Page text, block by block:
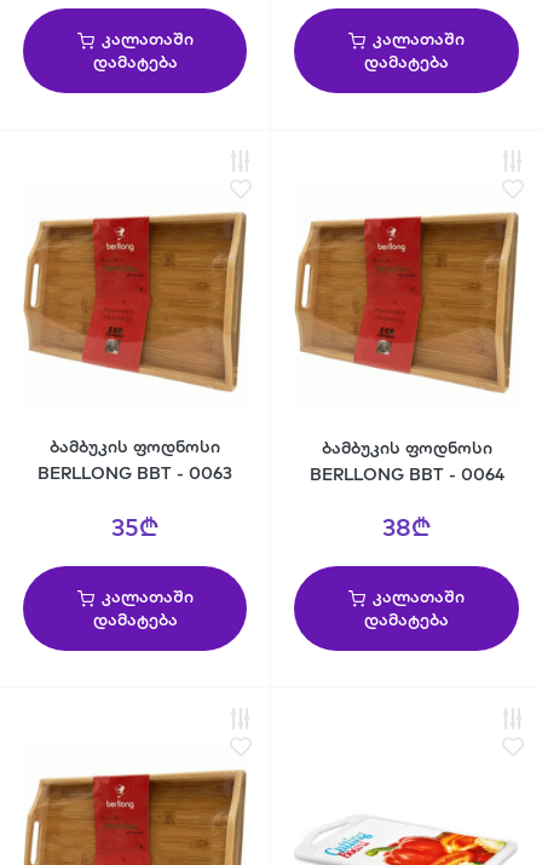
კალათაში
დამატება
კალათაში
დამატება
ბამბუკის ფოდნოსი
BERLLONG BBT - 0063
35₾
კალათაში
დამატება
ბამბუკის ფოდნოსი
BERLLONG BBT - 0064
38₾
კალათაში
დამატება